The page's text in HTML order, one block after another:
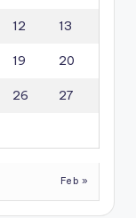
12 13
19 20
26 27
Feb »